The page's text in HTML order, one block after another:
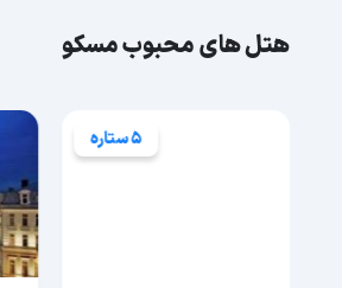
هتل های محبوب مسکو
5 ستاره